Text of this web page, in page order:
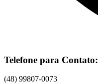
Telefone para Contato:
(48) 99807-0073